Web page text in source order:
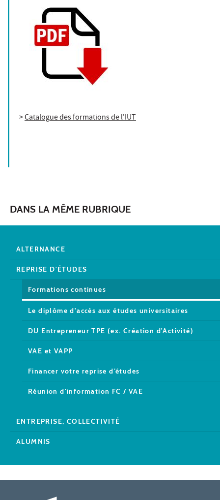
>Catalogue des formations de l'IUT
DANS LA MÊME RUBRIQUE
ALTERNANCE
REPRISE D'ÉTUDES
Formations continues
Le diplôme d'accès aux études universitaires
DU Entrepreneur TPE (ex. Création d'Activité)
VAE et VAPP
Financer votre reprise d’études
Réunion d'information FC / VAE
ENTREPRISE, COLLECTIVITÉ
ALUMNIS